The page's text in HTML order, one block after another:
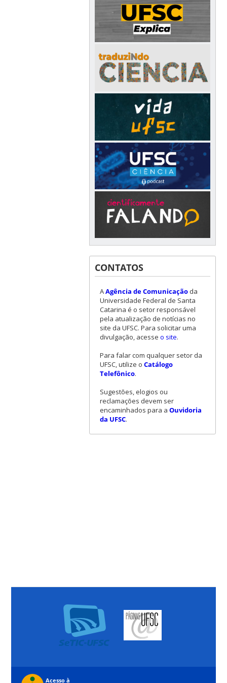
CONTATOS
AAgência de Comunicaçãoda
Universidade Federal de Santa
Catarina é o setor responsável
pela atualização de notícias no
site da UFSC. Para solicitar uma
divulgação, acesse o site.
Para falar com qualquer setor da
UFSC, utilize o Catálogo
Telefônico.
Sugestões, elogios ou
reclamações devem ser
encaminhados para a Ouvidoria
da UFSC.